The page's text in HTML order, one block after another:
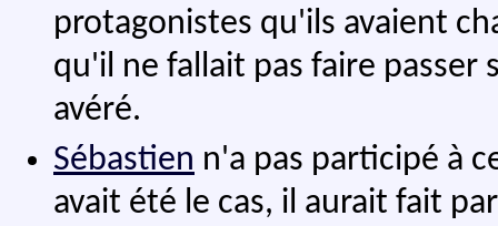
protagonistes qu'ils avaient
qu'il ne fallait pas faire
avéré.
Sébastien n'a pas participé à
avait été le cas, il aurait fait